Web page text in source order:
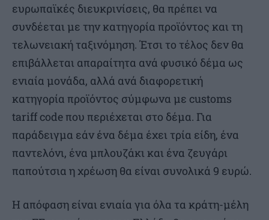
ευρωπαϊκές διευκρινίσεις, θα πρέπει να
συνδέεται με την κατηγορία προϊόντος και τη
τελωνειακή ταξινόμηση. Έτσι το τέλος δεν θα
επιβάλλεται απαραίτητα ανά φυσικό δέμα ως
ενιαία μονάδα, αλλά ανά διαφορετική
κατηγορία προϊόντος σύμφωνα με customs
tariff code που περιέχεται στο δέμα. Για
παράδειγμα εάν ένα δέμα έχει τρία είδη, ένα
παντελόνι, ένα μπλουζάκι και ένα ζευγάρι
παπούτσια η χρέωση θα είναι συνολικά 9 ευρώ.
Η απόφαση είναι ενιαία για όλα τα κράτη-μέλη